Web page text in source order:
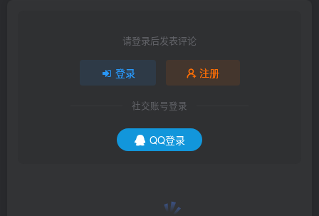
请登录后发表评论
登录 注册
社交账号登录
QQ登录